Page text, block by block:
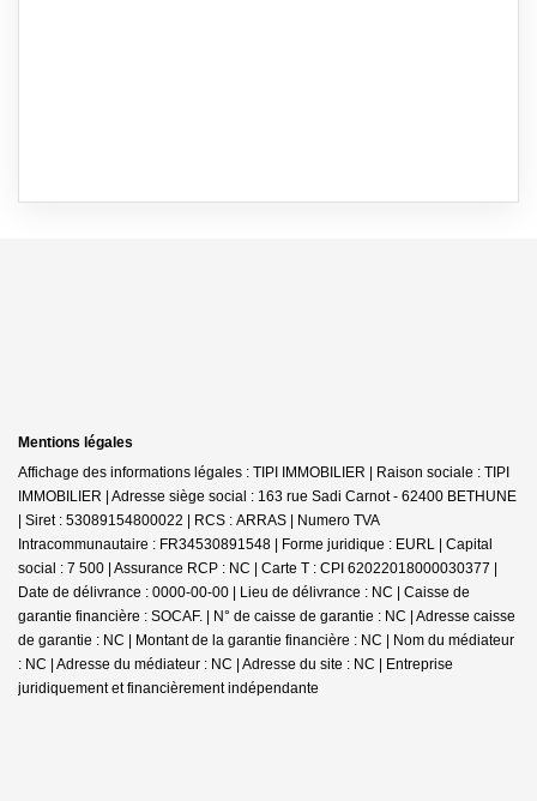
Mentions légales
Affichage des informations légales : TIPI IMMOBILIER | Raison sociale : TIPI
IMMOBILIER | Adresse siège social : 163 rue Sadi Carnot - 62400 BETHUNE
| Siret : 53089154800022 | RCS : ARRAS | Numero TVA
Intracommunautaire : FR34530891548 | Forme juridique : EURL | Capital
social : 7 500 | Assurance RCP : NC | Carte T : CPI 62022018000030377 |
Date de délivrance : 0000-00-00 | Lieu de délivrance : NC | Caisse de
garantie financière : SOCAF. | N° de caisse de garantie : NC | Adresse caisse
de garantie : NC | Montant de la garantie financière : NC | Nom du médiateur
: NC | Adresse du médiateur : NC | Adresse du site : NC | Entreprise
juridiquement et financièrement indépendante